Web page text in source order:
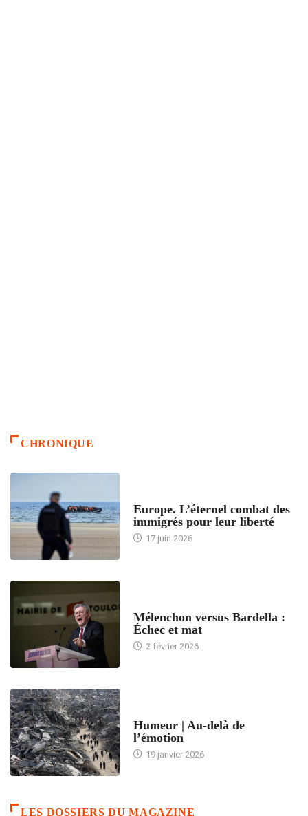
CHRONIQUE
Europe. L’éternel combat des
immigrés pour leur liberté
17 juin 2026
Mélenchon versus Bardella :
Échec et mat
2 février 2026
Humeur | Au-delà de
l’émotion
19 janvier 2026
LES DOSSIERS DU MAGAZINE